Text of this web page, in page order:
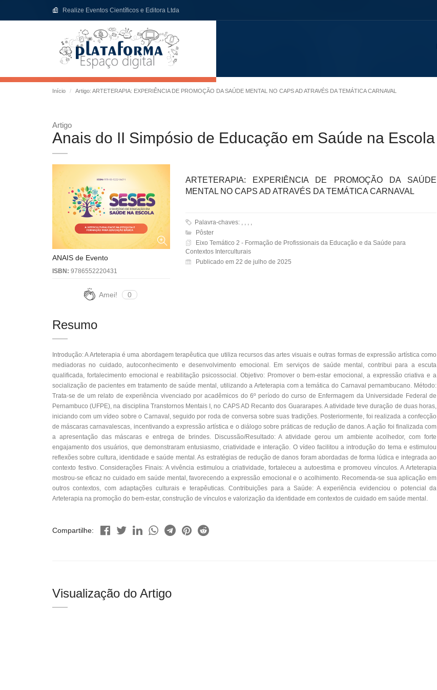
Realize Eventos Científicos e Editora Ltda
Início Artigo: ARTETERAPIA: EXPERIÊNCIA DE PROMOÇÃO DA SAÚDE MENTAL NO CAPS AD ATRAVÉS DA TEMÁTICA CARNAVAL
Artigo
Anais do II Simpósio de Educação em Saúde na Escola
ANAIS de Evento
ISBN: 9786552220431
Amei! 0
ARTETERAPIA: EXPERIÊNCIA DE PROMOÇÃO DA SAÚDE
MENTAL NO CAPS AD ATRAVÉS DA TEMÁTICA CARNAVAL
Palavra-chaves: , , , ,
Pôster
Eixo Temático 2 - Formação de Profissionais da Educação e da Saúde para
Contextos Interculturais
Publicado em 22 de julho de 2025
Resumo
Introdução: A Arteterapia é uma abordagem terapêutica que utiliza recursos das artes visuais e outras formas de expressão artística como
mediadoras no cuidado, autoconhecimento e desenvolvimento emocional. Em serviços de saúde mental, contribui para a escuta
qualificada, fortalecimento emocional e reabilitação psicossocial. Objetivo: Promover o bem-estar emocional, a expressão criativa e a
socialização de pacientes em tratamento de saúde mental, utilizando a Arteterapia com a temática do Carnaval pernambucano. Método:
Trata-se de um relato de experiência vivenciado por acadêmicos do 6º período do curso de Enfermagem da Universidade Federal de
Pernambuco (UFPE), na disciplina Transtornos Mentais I, no CAPS AD Recanto dos Guararapes. A atividade teve duração de duas horas,
iniciando com um vídeo sobre o Carnaval, seguido por roda de conversa sobre suas tradições. Posteriormente, foi realizada a confecção
de máscaras carnavalescas, incentivando a expressão artística e o diálogo sobre práticas de redução de danos. A ação foi finalizada com
a apresentação das máscaras e entrega de brindes. Discussão/Resultado: A atividade gerou um ambiente acolhedor, com forte
engajamento dos usuários, que demonstraram entusiasmo, criatividade e interação. O vídeo facilitou a introdução do tema e estimulou
reflexões sobre cultura, identidade e saúde mental. As estratégias de redução de danos foram abordadas de forma lúdica e integrada ao
contexto festivo. Considerações Finais: A vivência estimulou a criatividade, fortaleceu a autoestima e promoveu vínculos. A Arteterapia
mostrou-se eficaz no cuidado em saúde mental, favorecendo a expressão emocional e o acolhimento. Recomenda-se sua aplicação em
outros contextos, com adaptações culturais e terapêuticas. Contribuições para a Saúde: A experiência evidenciou o potencial da
Arteterapia na promoção do bem-estar, construção de vínculos e valorização da identidade em contextos de cuidado em saúde mental.
Compartilhe:
Visualização do Artigo